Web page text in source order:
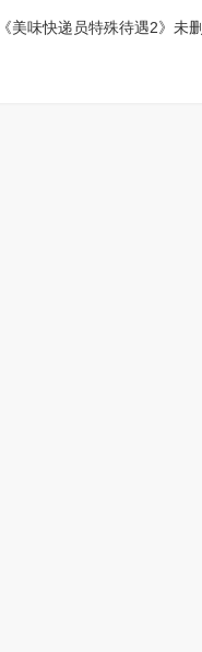
《美味快递员特殊待遇2》未删